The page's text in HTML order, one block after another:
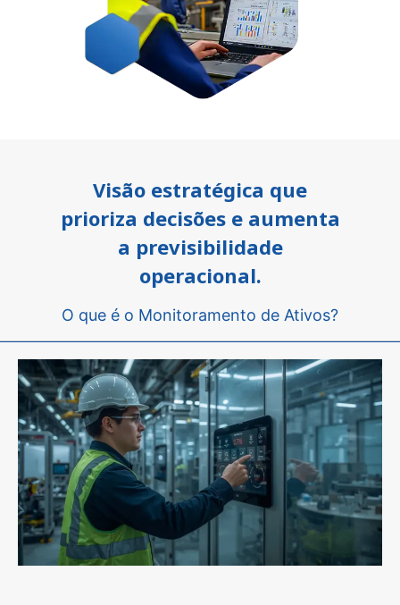
Visão estratégica que
prioriza decisões e aumenta
a previsibilidade
operacional.
O que é o Monitoramento de Ativos?